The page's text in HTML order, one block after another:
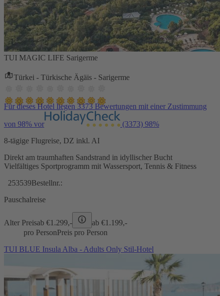
TUI MAGIC LIFE Sarigerme
Türkei - Türkische Ägäis - Sarigerme
Für dieses Hotel liegen 3373 Bewertungen mit einer Zustimmung
von 98% vor (3373) 98%
8-tägige Flugreise, DZ inkl. AI
Direkt am traumhaften Sandstrand in idyllischer Bucht
Vielfältiges Sportprogramm mit Wassersport, Tennis & Fitness
253539Bestellnr.:
Pauschalreise
Alter Preisab €1.299,- ab €1.199,-
pro PersonPreis pro Person
TUI BLUE Insula Alba - Adults Only Stil-Hotel